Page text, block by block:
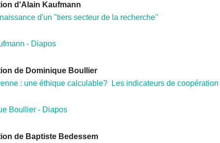
d'Alain Kaufmann
d'un "tiers secteur de la recherche"
- Diapos
de Dominique Boullier
: une éthique calculable? Les indicateurs de coopération
Boullier - Diapos
de Baptiste Bedessem